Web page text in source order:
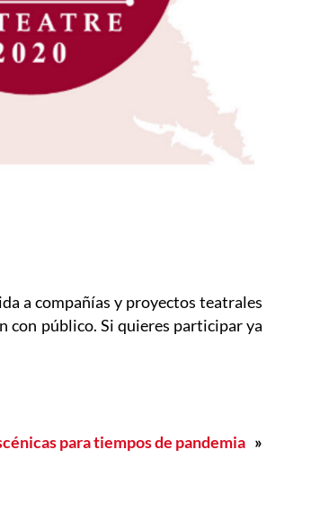
nueva ventana
a compañías y proyectos teatrales
con público. Si quieres participar ya
para tiempos de pandemia »